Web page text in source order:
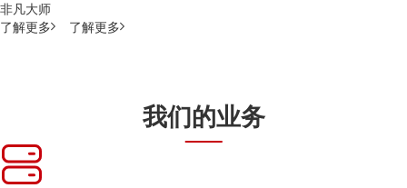
非凡大师
了解更多
了解更多
我们的业务